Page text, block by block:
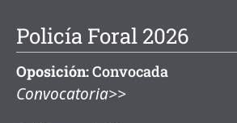
Policía Foral 2026
Oposición:Convocada
Convocatoria>>